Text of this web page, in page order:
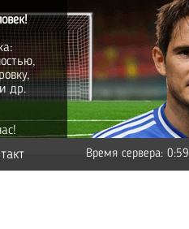
др.
Время сервера: 0:59